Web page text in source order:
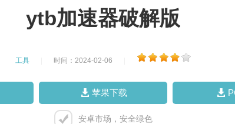
ytb加速器破解版
工具 时间：2024-02-06
苹果下载
安卓市场，安全绿色